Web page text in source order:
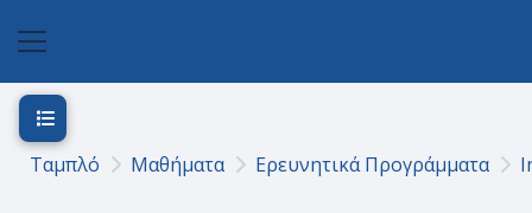
Ταμπλό Μαθήματα Ερευνητικά Προγράμματα
Άνοιγμα ευρετηρίου μαθήματος